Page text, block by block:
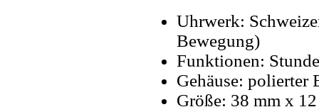
Uhrwerk:
Bewegung)
Funktionen:
Gehäuse: polierter
Größe: 38 mm x